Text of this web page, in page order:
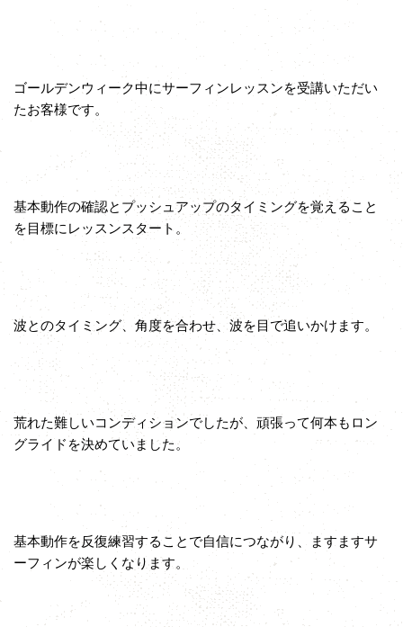
ゴールデンウィーク中にサーフィンレッスンを受講いただい
たお客様です。
基本動作の確認とプッシュアップのタイミングを覚えること
を目標にレッスンスタート。
波とのタイミング、角度を合わせ、波を目で追いかけます。
荒れた難しいコンディションでしたが、頑張って何本もロン
グライドを決めていました。
基本動作を反復練習することで自信につながり、ますますサ
ーフィンが楽しくなります。